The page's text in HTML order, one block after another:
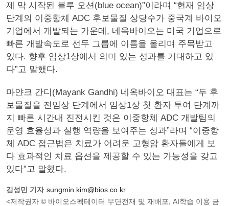
제 막 시작된 블루 오션(blue ocean)”이라며 “현재 임상
단계의 이중항체 ADC 후보물질 상당수가 중국계 바이오
기업에서 개발되는 가운데, 네옥바이오는 미국 기업으로
빠른 개발속도로 선두 그룹에 이름을 올리며 주목받고
있다. 향후 임상1상에서 의미 있는 성과를 기대하고 있
다”고 말했다.
마얀크 간디(Mayank Gandhi) 네옥바이오 대표는 “두 후
보물질을 전임상 단계에서 임상1상 첫 환자 투여 단계까
지 빠른 시간내 진전시킨 것은 이중항체 ADC 개발팀의
운영 효율성과 실행 역량을 보여주는 성과”라며 “이중항
체 ADC 접근법은 치료가 어려운 고형암 환자들에게 보
다 효과적인 치료 옵션을 제공할 수 있는 가능성을 갖고
있다”고 말했다.
김성민 기자 sungmin.kim@bios.co.kr
<저작권자 © 바이오스펙테이터 무단전재 및 재배포, AI학습 이용 금